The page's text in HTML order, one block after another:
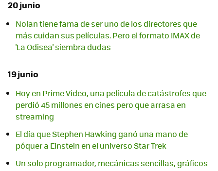
20 junio
Nolan tiene fama de ser uno de los directores que
más cuidan sus películas. Pero el formato IMAX de
'La Odisea' siembra dudas
19 junio
Hoy en Prime Video, una película de catástrofes que
perdió 45 millones en cines pero que arrasa en
streaming
El día que Stephen Hawking ganó una mano de
póquer a Einstein en el universo Star Trek
Un solo programador, mecánicas sencillas, gráficos